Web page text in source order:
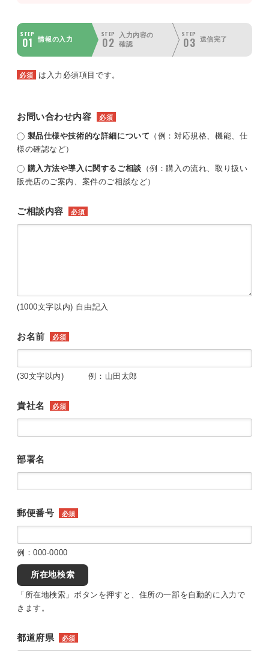
STEP
01 情報の入力
STEP
02
入力内容の
確認
STEP
03 送信完了
必須 は入力必須項目です。
お問い合わせ内容 必須
製品仕様や技術的な詳細について （例：対応規格、機能、仕
様の確認など）
購入方法や導入に関するご相談 （例：購入の流れ、取り扱い
販売店のご案内、案件のご相談など）
ご相談内容 必須
(1000文字以内) 自由記入
お名前 必須
(30文字以内) 例：山田太郎
貴社名 必須
部署名
郵便番号 必須
例：000-0000
所在地検索
「所在地検索」ボタンを押すと、住所の一部を自動的に入力で
きます。
都道府県 必須